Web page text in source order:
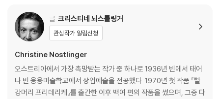
글 크리스티네 뇌스틀링거
관심작가 알림신청
Christine Nostlinger
오스트리아에서 가장 촉망받는 작가 중 하나로 1936년 빈에서 태어
나 빈 응용미술학교에서 상업예술을 전공했다. 1970년 첫 작품 『빨
강머리 프리데리케』를 출간한 이후 백여 편의 작품을 썼으며, 그중 다